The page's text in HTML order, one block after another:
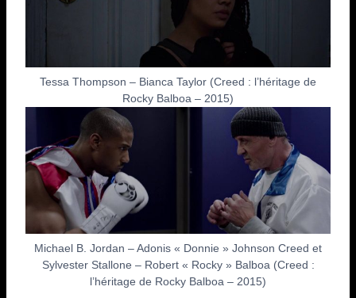
Tessa Thompson – Bianca Taylor (Creed : l’héritage de
Rocky Balboa – 2015)
Michael B. Jordan – Adonis « Donnie » Johnson Creed et
Sylvester Stallone – Robert « Rocky » Balboa (Creed :
l’héritage de Rocky Balboa – 2015)